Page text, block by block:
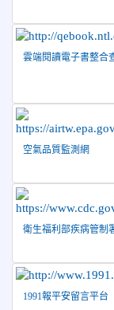
2026-06-02
榮譽
長盃」跆拳道錦
Show and Tell榮獲
2026-04-30 國稅
容
球錦標賽 榮獲亞軍
公告
2026-04-08
榮譽
雲端閱讀電子書整合
空氣品質監測網
衛生福利部疾病管制
1991報平安留言平台